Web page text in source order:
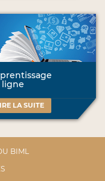
ligne
LA SUITE
BIML